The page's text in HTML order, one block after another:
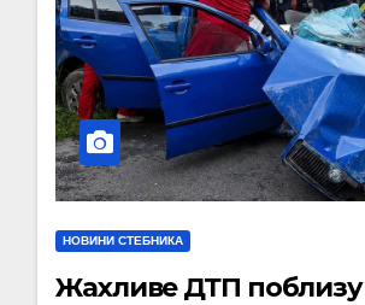
НОВИНИ СТЕБНИКА
Жахливе ДТП поблизу